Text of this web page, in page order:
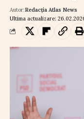
Ultima actualizare:
Autor:Redacția Atlas News